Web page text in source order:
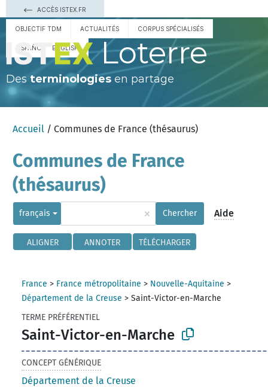
ACCÈS ISTEX.FR
OBJECTIF TDM ACTUALITÉS CORPUS SPÉCIALISÉS
ESPAÑOL ENGLISH Loterre
Des terminologies en partage
Accueil / Communes de France (thésaurus)
Communes de France
(thésaurus)
français × Chercher Aide
ALIGNER ANNOTER TÉLÉCHARGER
France > France métropolitaine > Nouvelle-Aquitaine >
Département de la Creuse >Saint-Victor-en-Marche
TERME PRÉFÉRENTIEL
Saint-Victor-en-Marche
CONCEPT GÉNÉRIQUE
Département de la Creuse